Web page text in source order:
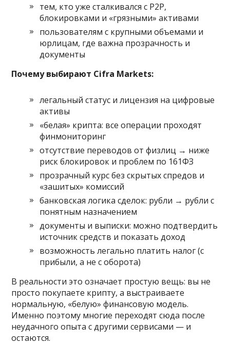
тем, кто уже сталкивался с P2P,
блокировками и «грязными» активами
пользователям с крупными объемами и
юрлицам, где важна прозрачность и
документы
Почему выбирают Cifra Markets:
легальный статус и лицензия на цифровые
активы
«белая» крипта: все операции проходят
финмониторинг
отсутствие переводов от физлиц → ниже
риск блокировок и проблем по 161ФЗ
прозрачный курс без скрытых спредов и
«зашитых» комиссий
банковская логика сделок: рубли → рубли с
понятным назначением
документы и выписки: можно подтвердить
источник средств и показать доход
возможность легально платить налог (с
прибыли, а не с оборота)
В реальности это означает простую вещь: вы не
просто покупаете крипту, а выстраиваете
нормальную, «белую» финансовую модель.
Именно поэтому многие переходят сюда после
неудачного опыта с другими сервисами — и
остаются.